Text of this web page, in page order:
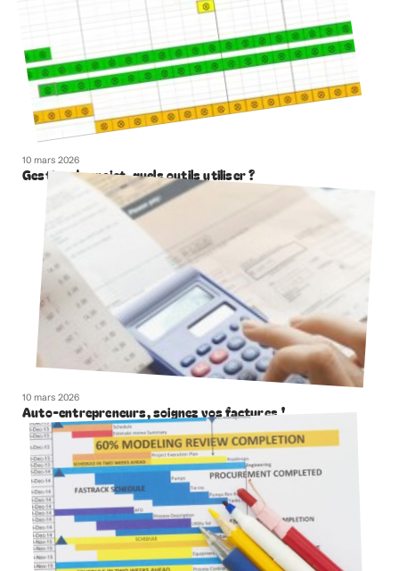
10 mars 2026
Gestion de projet, quels outils utiliser ?
10 mars 2026
Auto-entrepreneurs, soignez vos factures !